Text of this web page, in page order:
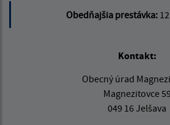
Obedňajšia prestávka:
Kontakt:
Obecný úrad
Magnezitovce 59
049 16 Jelšava